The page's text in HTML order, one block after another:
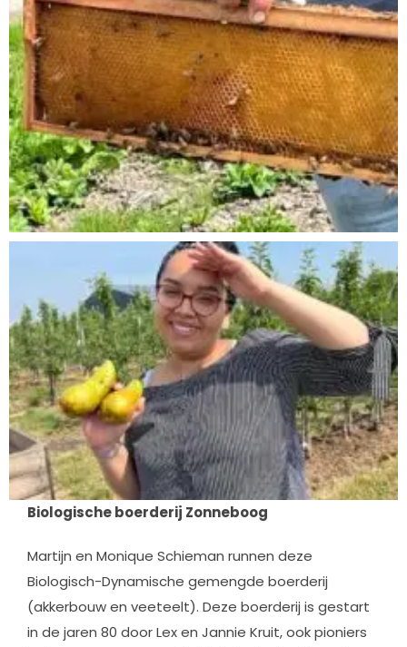
Biologische boerderij Zonneboog
Martijn en Monique Schieman runnen deze
Biologisch-Dynamische gemengde boerderij
(akkerbouw en veeteelt). Deze boerderij is gestart
in de jaren 80 door Lex en Jannie Kruit, ook pioniers